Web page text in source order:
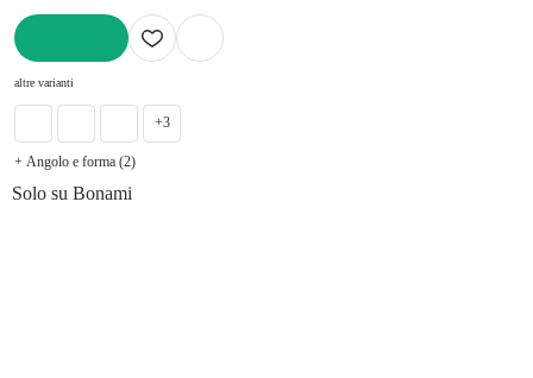
altre varianti
+3
+ Angolo e forma (2)
Solo su Bonami